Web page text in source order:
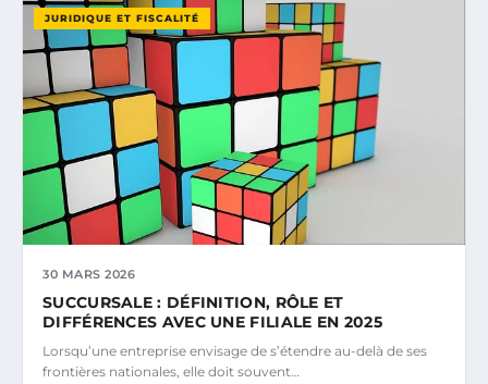
JURIDIQUE ET FISCALITÉ
30 MARS 2026
SUCCURSALE : DÉFINITION, RÔLE ET
DIFFÉRENCES AVEC UNE FILIALE EN 2025
Lorsqu’une entreprise envisage de s’étendre au-delà de ses
frontières nationales, elle doit souvent…